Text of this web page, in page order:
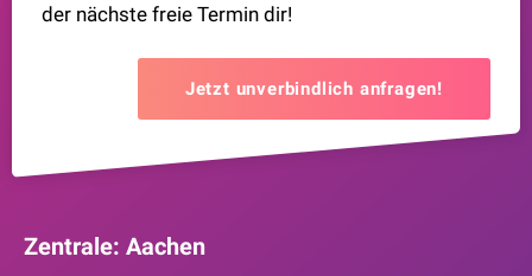
der nächste freie Termin dir!
Jetzt unverbindlich anfragen!
Zentrale: Aachen